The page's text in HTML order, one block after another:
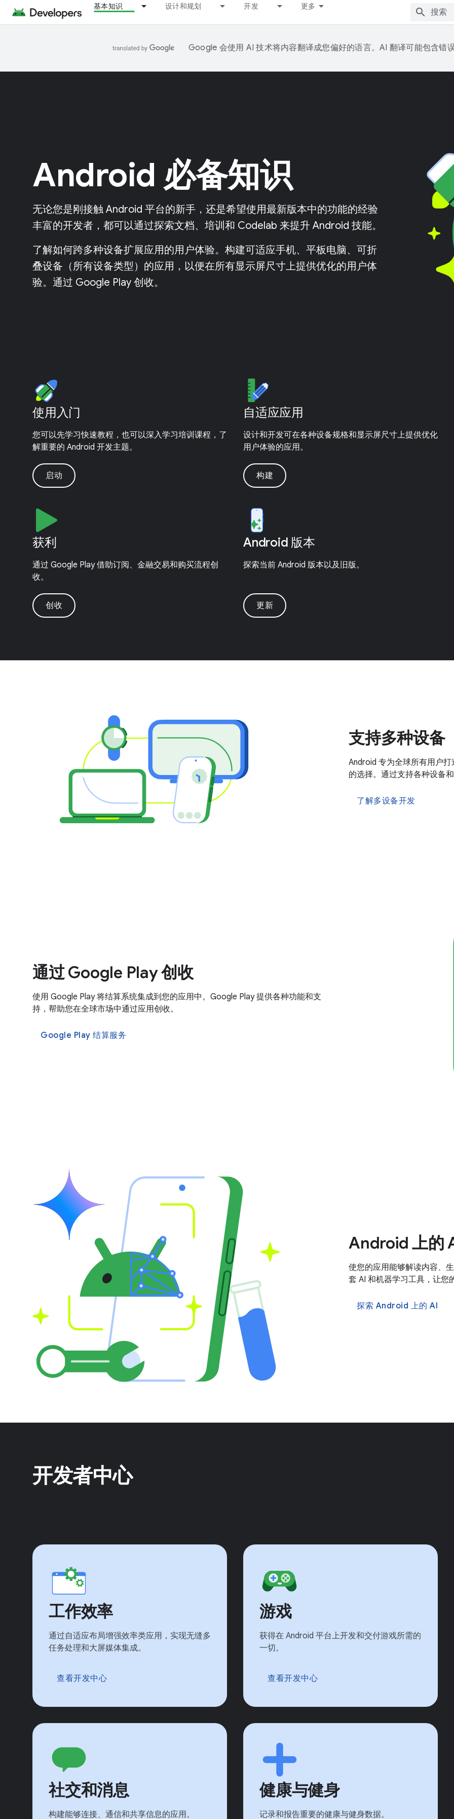
基本知识 设计和规划 开发 更多
Google 会使用 AI 技术将内容翻译成您偏好的语言。AI 翻译可能包含错
Android 必备知识
无论您是刚接触 Android 平台的新手，还是希望使用最新版本中的功能的经验
丰富的开发者，都可以通过探索文档、培训和 Codelab 来提升 Android 技能。
了解如何跨多种设备扩展应用的用户体验。构建可适应手机、平板电脑、可折
叠设备（所有设备类型）的应用，以便在所有显示屏尺寸上提供优化的用户体
验。通过 Google Play 创收。
使用入门
您可以先学习快速教程，也可以深入学习培训课程，了
解重要的 Android 开发主题。
启动
自适应应用
设计和开发可在各种设备规格和显示屏尺寸上提供优化
用户体验的应用。
构建
获利
通过 Google Play 借助订阅、金融交易和购买流程创
收。
创收
Android 版本
探索当前 Android 版本以及旧版。
更新
支持多种设备
Android 专为全球所有用户
的选择。通过支持各种设备
了解多设备开发
通过 Google Play 创收
使用 Google Play 将结算系统集成到您的应用中。Google Play 提供各种功能和支
持，帮助您在全球市场中通过应用创收。
Google Play 结算服务
Android 上的
使您的应用能够解读内容、
套 AI 和机器学习工具，让您
探索 Android 上的 AI
开发者中心
工作效率
通过自适应布局增强效率类应用，实现无缝多
任务处理和大屏媒体集成。
查看开发中心
游戏
获得在 Android 平台上开发和交付游戏所需的
一切。
查看开发中心
社交和消息
构建能够连接、通信和共享信息的应用。
健康与健身
记录和报告重要的健康与健身数据。